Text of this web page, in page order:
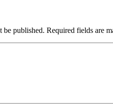
be published. Required fields are